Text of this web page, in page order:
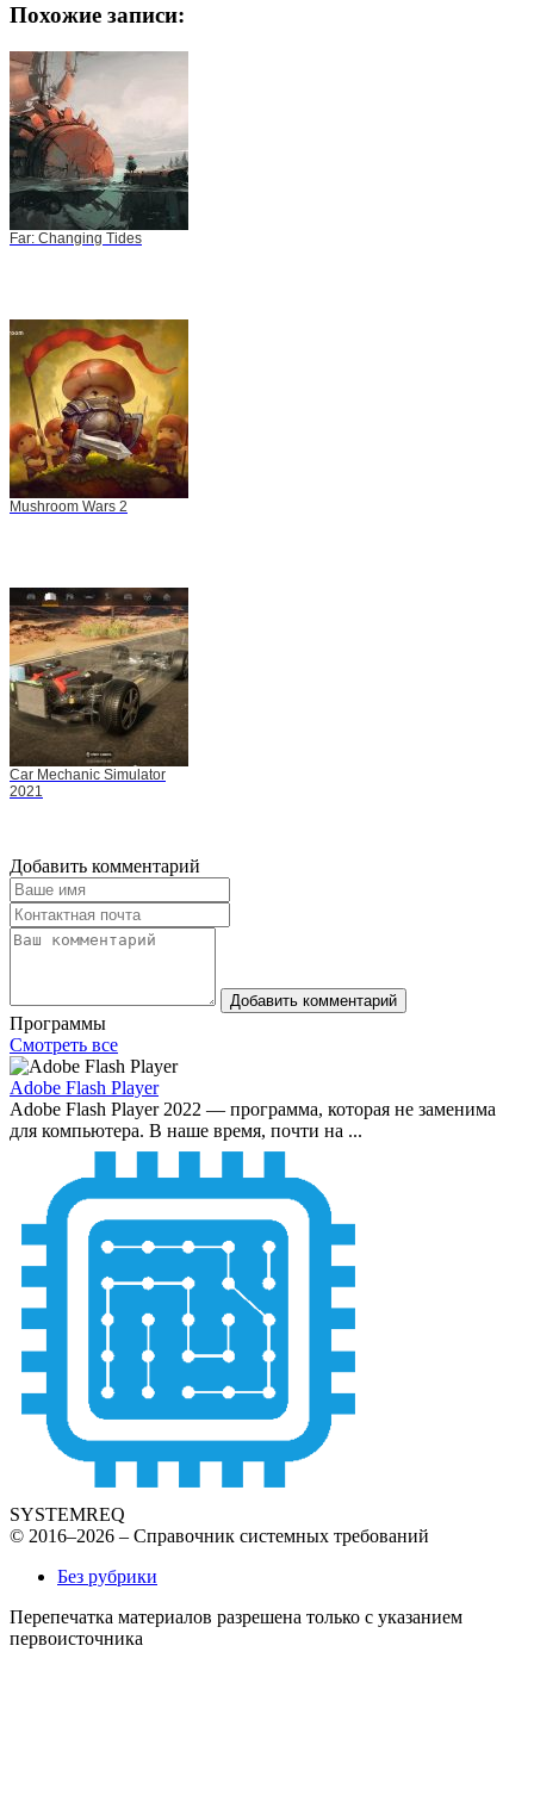
Похожие записи:
Far: Changing Tides
Mushroom Wars 2
Car Mechanic Simulator
2021
Добавить комментарий
Добавить комментарий
Программы
Смотреть все
Adobe Flash Player
Adobe Flash Player 2022 — программа, которая не заменима
для компьютера. В наше время, почти на ...
SYSTEMREQ
© 2016–2026 – Справочник системных требований
Без рубрики
Перепечатка материалов разрешена только с указанием
первоисточника